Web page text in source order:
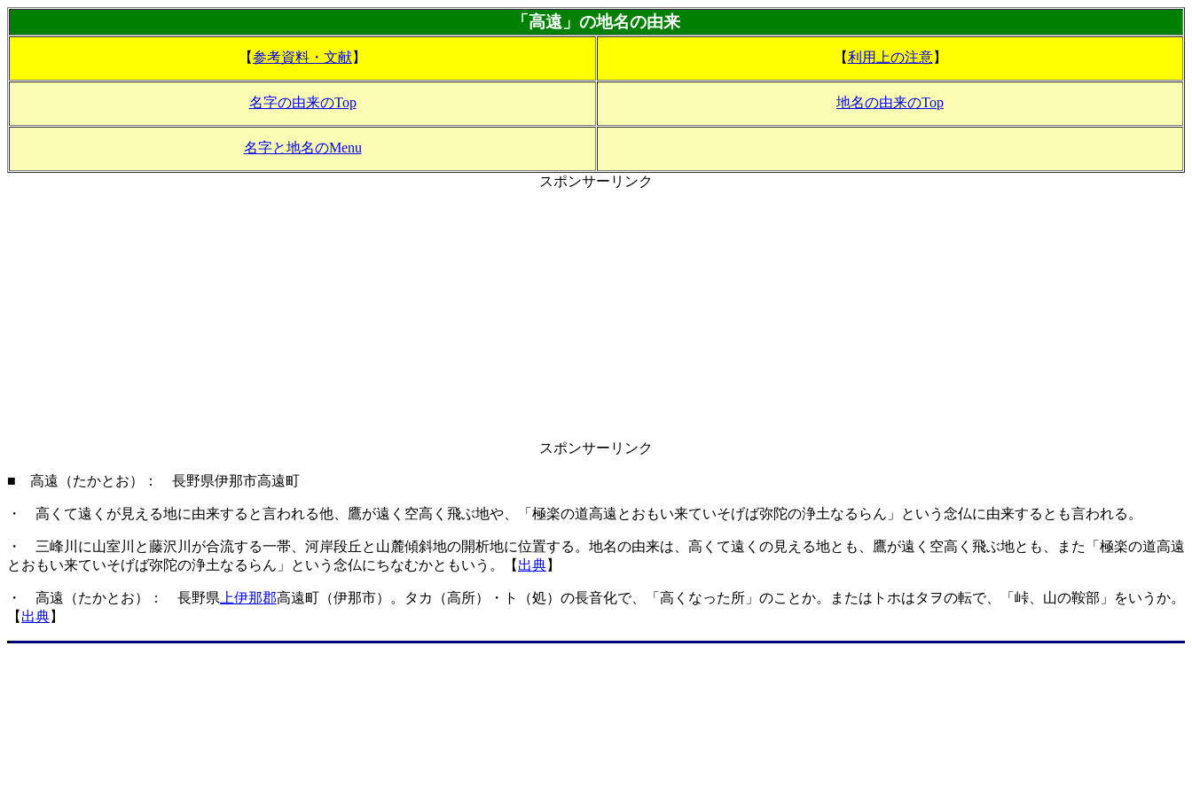
「高遠」の地名の由来
【参考資料・文献】 【利用上の注意】
名字の由来のTop 地名の由来のTop
名字と地名のMenu
スポンサーリンク
スポンサーリンク
■ 高遠（たかとお）： 長野県伊那市高遠町
・ 高くて遠くが見える地に由来すると言われる他、鷹が遠く空高く飛ぶ地や、「極楽の道高遠とおもい来ていそげば弥陀の浄土なるらん」という念仏に由来するとも言われる。
・ 三峰川に山室川と藤沢川が合流する一帯、河岸段丘と山麓傾斜地の開析地に位置する。地名の由来は、高くて遠くの見える地とも、鷹が遠く空高く飛ぶ地とも、また「極楽の道高遠
とおもい来ていそげば弥陀の浄土なるらん」という念仏にちなむかともいう。【 出典】
・ 高遠（たかとお）： 長野県 上伊那郡高遠町（伊那市）。タカ（高所）・ト（処）の長音化で、「高くなった所」のことか。またはトホはタヲの転で、「峠、山の鞍部」をいうか。
【 出典】